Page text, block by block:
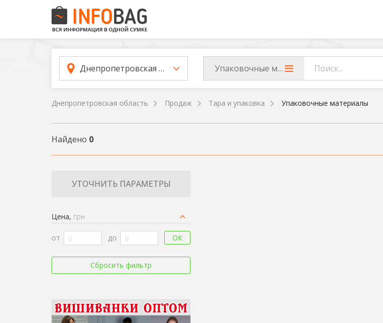
Днепропетровская область Упаковочные материалы
Днепропетровская область Продаж Тара и упаковка Упаковочные материалы
Найдено 0
УТОЧНИТЬ ПАРАМЕТРЫ
Цена, грн
от до ОК
Сбросить фильтр